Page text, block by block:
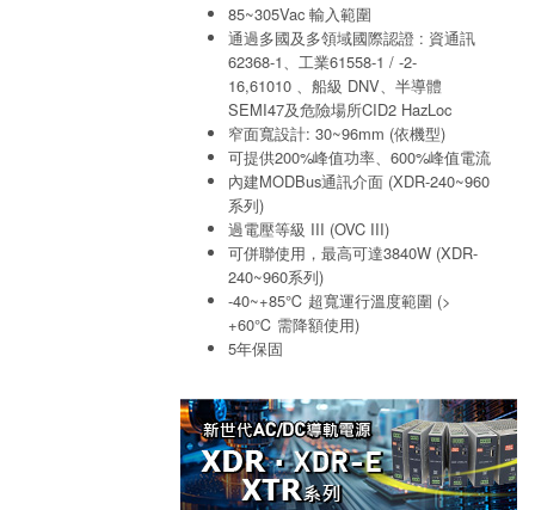
85~305Vac 輸入範圍
通過多國及多領域國際認證 : 資通訊
62368-1、工業61558-1 / -2-
16,61010 、船級 DNV、半導體
SEMI47及危險場所CID2 HazLoc
窄面寬設計: 30~96mm (依機型)
可提供200%峰值功率、600%峰值電流
內建MODBus通訊介面 (XDR-240~960
系列)
過電壓等級 III (OVC III)
可併聯使用，最高可達3840W (XDR-
240~960系列)
-40~+85℃ 超寬運行溫度範圍 (>
+60℃ 需降額使用)
5年保固